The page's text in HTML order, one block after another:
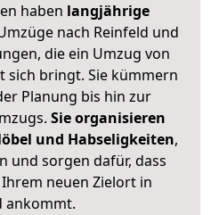
haben langjährige
nach Reinfeld und
die ein Umzug von
sich bringt. Sie kümmern
Planung bis hin zur
Sie organisieren
und Habseligkeiten,
und sorgen dafür, dass
neuen Zielort in
ankommt.